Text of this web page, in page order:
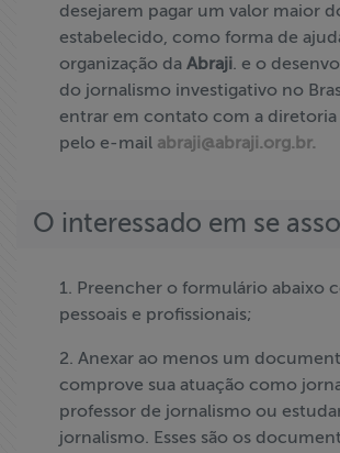
desejarem pagar um valor maior
estabelecido, como forma de
organização da Abraji. e o
do jornalismo investigativo no
entrar em contato com a diretoria
pelo e-mail abraji@abraji.org.br.
O interessado em se
1. Preencher o formulário abaixo
pessoais e profissionais;
2. Anexar ao menos um
comprove sua atuação como
professor de jornalismo ou
jornalismo. Esses são os